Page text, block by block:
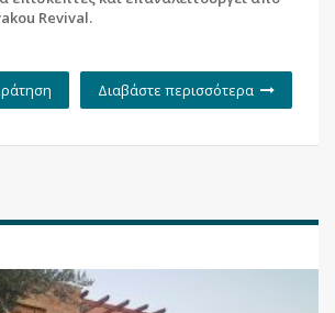
Revival.
Διαβάστε περισσότερα